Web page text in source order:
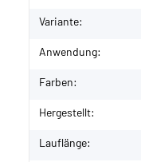
Variante:
Anwendung:
Farben:
Hergestellt:
Lauflänge: